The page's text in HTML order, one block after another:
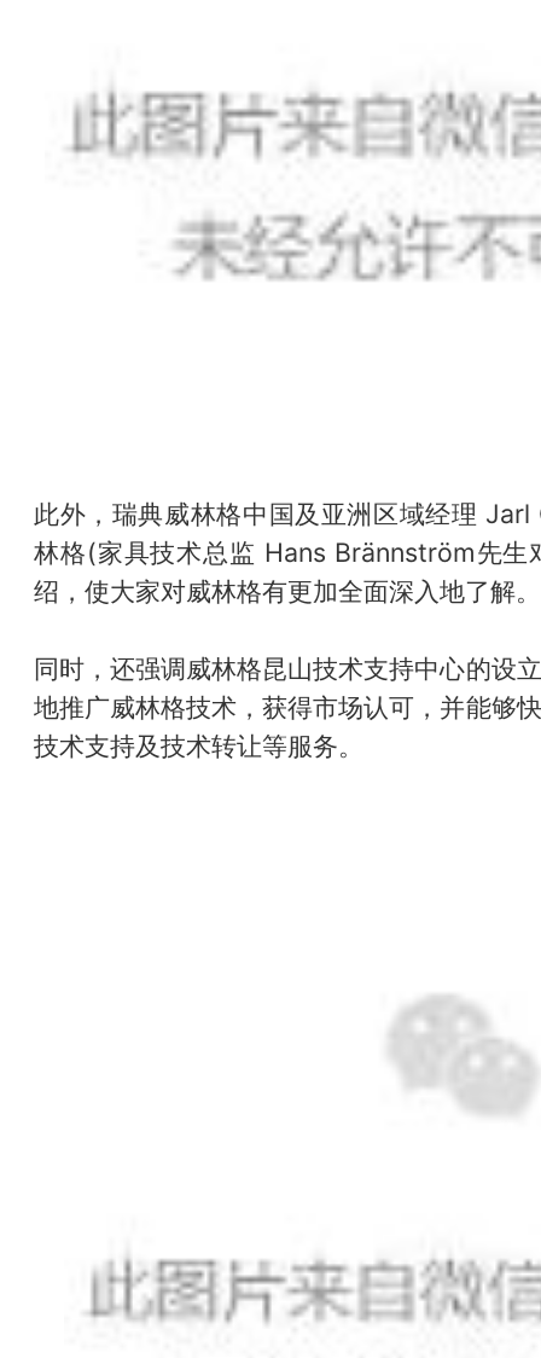
此外，瑞典威林格中国及亚洲区域经理
林格(家具技术总监 Hans Brännström先生
绍，使大家对威林格有更加全面深入地了解。
同时，还强调威林格昆山技术支持中心的设
地推广威林格技术，获得市场认可，并能够
技术支持及技术转让等服务。